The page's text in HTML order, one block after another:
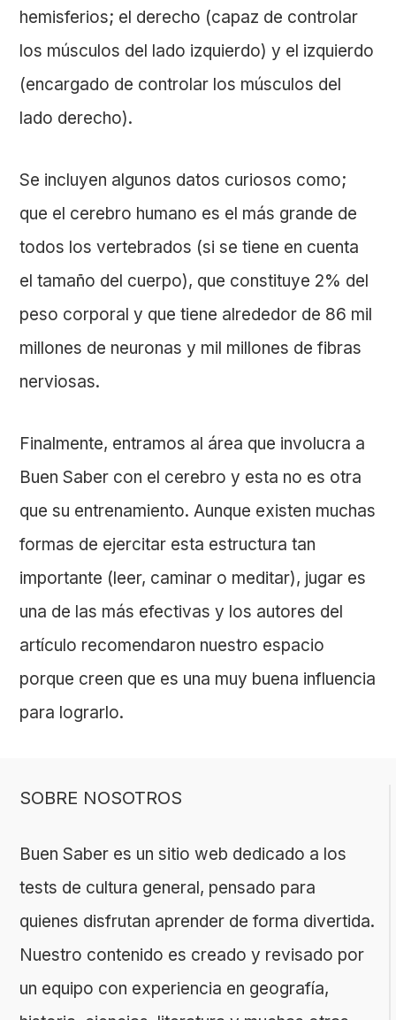
hemisferios; el derecho (capaz de controlar
los músculos del lado izquierdo) y el izquierdo
(encargado de controlar los músculos del
lado derecho).
Se incluyen algunos datos curiosos como;
que el cerebro humano es el más grande de
todos los vertebrados (si se tiene en cuenta
el tamaño del cuerpo), que constituye 2% del
peso corporal y que tiene alrededor de 86 mil
millones de neuronas y mil millones de fibras
nerviosas.
Finalmente, entramos al área que involucra a
Buen Saber con el cerebro y esta no es otra
que su entrenamiento. Aunque existen muchas
formas de ejercitar esta estructura tan
importante (leer, caminar o meditar), jugar es
una de las más efectivas y los autores del
artículo recomendaron nuestro espacio
porque creen que es una muy buena influencia
para lograrlo.
SOBRE NOSOTROS
Buen Saber es un sitio web dedicado a los
tests de cultura general, pensado para
quienes disfrutan aprender de forma divertida.
Nuestro contenido es creado y revisado por
un equipo con experiencia en geografía,